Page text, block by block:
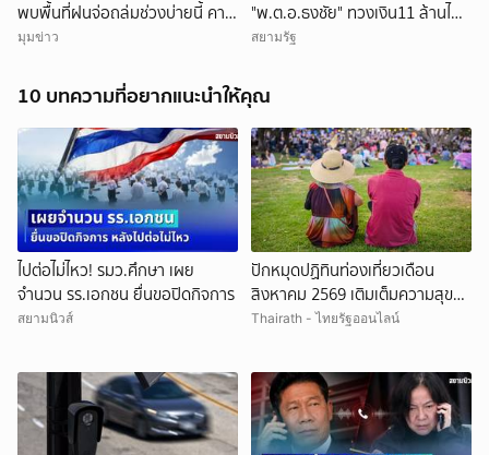
พบพื้นที่ฝนจ่อถล่มช่วงบ่ายนี้ คาด
นานกว่า 1 ชม.
มุมข่าว
"พ.ต.อ.ธงชัย" ทวงเงิน11 ล้านไม่
ได้ เผยแค่อยากคุยกัน แต่ "คนขับ
สยามรัฐ
10 บทความที่อยากแนะนำให้คุณ
ไปต่อไม่ไหว! รมว.ศึกษา เผย
จำนวน รร.เอกชน ยื่นขอปิดกิจการ
สยามนิวส์
ปักหมุดปฏิทินท่องเที่ยวเดือน
สิงหาคม 2569 เติมเต็มความสุขรับ
วันแม่กับ "Feel All The Feelings"
Thairath - ไทยรัฐออนไลน์